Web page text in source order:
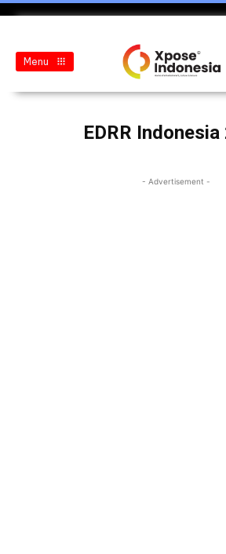
Menu
EDRR
- Advertisement -